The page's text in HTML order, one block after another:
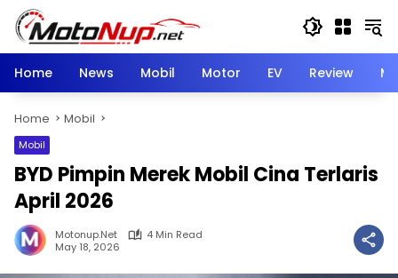
Skip
content
Home
News Mobil Motor EV Review
Home Mobil
Mobil
BYD Pimpin Merek Mobil Cina Terlaris
April 2026
Motonup.net
4 Min Read
May 18, 2026